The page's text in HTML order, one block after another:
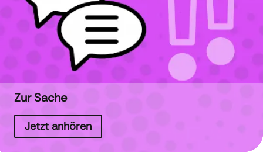
Zur Sache
Jetzt anhören